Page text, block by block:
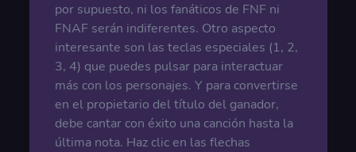
por supuesto, ni los fanáticos de FNF ni
FNAF serán indiferentes. Otro aspecto
interesante son las teclas especiales (1, 2,
3, 4) que puedes pulsar para interactuar
más con los personajes. Y para convertirse
en el propietario del título del ganador,
debe cantar con éxito una canción hasta la
última nota. Haz clic en las flechas